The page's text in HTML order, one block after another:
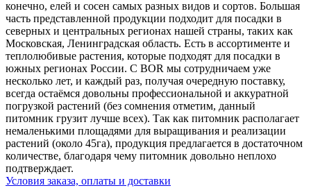
конечно, елей и сосен самых разных видов и сортов. Большая
часть представленной продукции подходит для посадки в
северных и центральных регионах нашей страны, таких как
Московская, Ленинградская область. Есть в ассортименте и
теплолюбивые растения, которые подходят для посадки в
южных регионах России. С BOR мы сотрудничаем уже
несколько лет, и каждый раз, получая очередную поставку,
всегда остаёмся довольны профессиональной и аккуратной
погрузкой растений (без сомнения отметим, данный
питомник грузит лучше всех). Так как питомник располагает
немаленькими площадями для выращивания и реализации
растений (около 45га), продукция предлагается в достаточном
количестве, благодаря чему питомник довольно неплохо
подтверждает.
Условия заказа, оплаты и доставки